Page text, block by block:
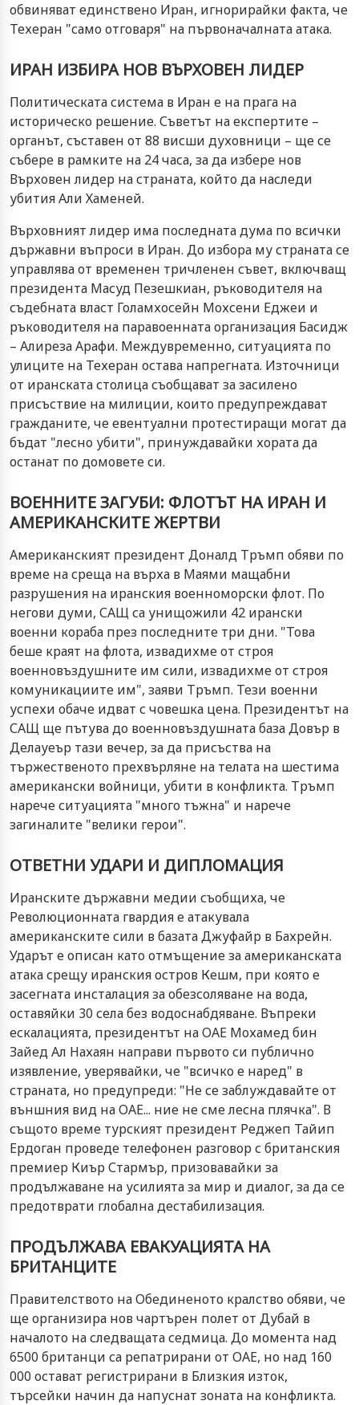
обвиняват единствено Иран, игнорирайки факта, че
Техеран "само отговаря" на първоначалната атака.
ИРАН ИЗБИРА НОВ ВЪРХОВЕН ЛИДЕР
Политическата система в Иран е на прага на
историческо решение. Съветът на експертите –
органът, съставен от 88 висши духовници – ще се
събере в рамките на 24 часа, за да избере нов
Върховен лидер на страната, който да наследи
убития Али Хаменей.
Върховният лидер има последната дума по всички
държавни въпроси в Иран. До избора му страната се
управлява от временен тричленен съвет, включващ
президента Масуд Пезешкиан, ръководителя на
съдебната власт Голамхосейн Мохсени Еджеи и
ръководителя на паравоенната организация Басидж
– Алиреза Арафи. Междувременно, ситуацията по
улиците на Техеран остава напрегната. Източници
от иранската столица съобщават за засилено
присъствие на милиции, които предупреждават
гражданите, че евентуални протестиращи могат да
бъдат "лесно убити", принуждавайки хората да
останат по домовете си.
ВОЕННИТЕ ЗАГУБИ: ФЛОТЪТ НА ИРАН И
АМЕРИКАНСКИТЕ ЖЕРТВИ
Американският президент Доналд Тръмп обяви по
време на среща на върха в Маями мащабни
разрушения на иранския военноморски флот. По
негови думи, САЩ са унищожили 42 ирански
военни кораба през последните три дни. "Това
беше краят на флота, извадихме от строя
военновъздушните им сили, извадихме от строя
комуникациите им", заяви Тръмп. Тези военни
успехи обаче идват с човешка цена. Президентът на
САЩ ще пътува до военновъздушната база Довър в
Делауеър тази вечер, за да присъства на
тържественото прехвърляне на телата на шестима
американски войници, убити в конфликта. Тръмп
нарече ситуацията "много тъжна" и нарече
загиналите "велики герои".
ОТВЕТНИ УДАРИ И ДИПЛОМАЦИЯ
Иранските държавни медии съобщиха, че
Революционната гвардия е атакувала
американските сили в базата Джуфайр в Бахрейн.
Ударът е описан като отмъщение за американската
атака срещу иранския остров Кешм, при която е
засегната инсталация за обезсоляване на вода,
оставяйки 30 села без водоснабдяване. Въпреки
ескалацията, президентът на ОАЕ Мохамед бин
Зайед Ал Нахаян направи първото си публично
изявление, уверявайки, че "всичко е наред" в
страната, но предупреди: "Не се заблуждавайте от
външния вид на ОАЕ... ние не сме лесна плячка". В
същото време турският президент Реджеп Тайип
Ердоган проведе телефонен разговор с британския
премиер Киър Стармър, призовавайки за
продължаване на усилията за мир и диалог, за да се
предотврати глобална дестабилизация.
ПРОДЪЛЖАВА ЕВАКУАЦИЯТА НА
БРИТАНЦИТЕ
Правителството на Обединеното кралство обяви, че
ще организира нов чартърен полет от Дубай в
началото на следващата седмица. До момента над
6500 британци са репатрирани от ОАЕ, но над 160
000 остават регистрирани в Близкия изток,
търсейки начин да напуснат зоната на конфликта.